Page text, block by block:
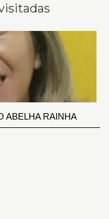
ABELHA RAINHA